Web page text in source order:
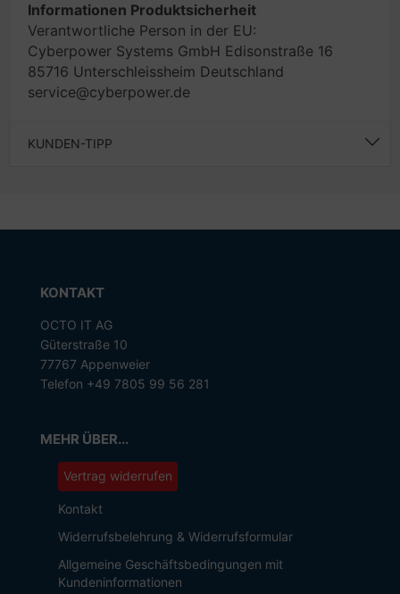
Informationen Produktsicherheit
Verantwortliche Person in der EU:
Cyberpower Systems GmbH Edisonstraße 16
85716 Unterschleissheim Deutschland
service@cyberpower.de
KUNDEN-TIPP
KONTAKT
OCTO IT AG
Güterstraße 10
77767 Appenweier
Telefon +49 7805 99 56 281
MEHR ÜBER...
Vertrag widerrufen
Kontakt
Widerrufsbelehrung & Widerrufsformular
Allgemeine Geschäftsbedingungen mit
Kundeninformationen